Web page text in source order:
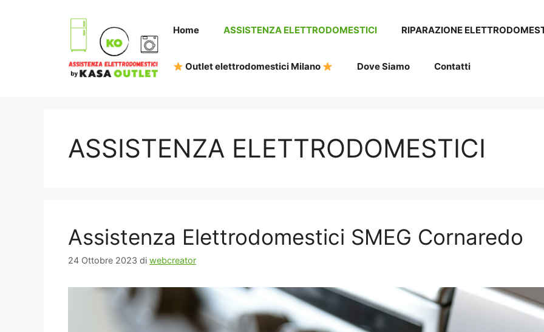
Home ASSISTENZA ELETTRODOMESTICI RIPARAZIONE
Outlet elettrodomestici Milano Dove Siamo Contatti
ASSISTENZA ELETTRODOMESTICI
Assistenza Elettrodomestici SMEG Cornaredo
24 Ottobre 2023 di webcreator